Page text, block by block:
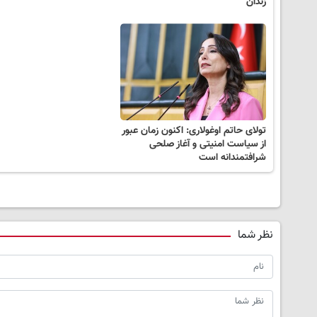
تولای حاتم اوغولاری: اکنون زمان عبور
از سیاست امنیتی و آغاز صلحی
شرافتمندانه است
نظر شما